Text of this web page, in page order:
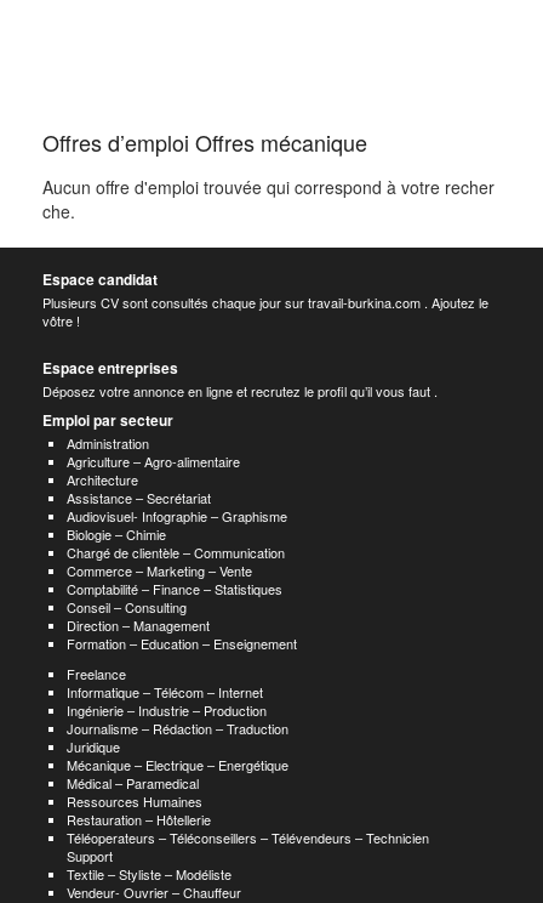
Offres d’emploi Offres mécanique
Aucun offre d'emploi trouvée qui correspond à votre recher
che.
Espace candidat
Plusieurs CV sont consultés chaque jour sur travail-burkina.com . Ajoutez le
vôtre !
Espace entreprises
Déposez votre annonce en ligne et recrutez le profil qu’il vous faut .
Emploi par secteur
Administration
Agriculture – Agro-alimentaire
Architecture
Assistance – Secrétariat
Audiovisuel- Infographie – Graphisme
Biologie – Chimie
Chargé de clientèle – Communication
Commerce – Marketing – Vente
Comptabilité – Finance – Statistiques
Conseil – Consulting
Direction – Management
Formation – Education – Enseignement
Freelance
Informatique – Télécom – Internet
Ingénierie – Industrie – Production
Journalisme – Rédaction – Traduction
Juridique
Mécanique – Electrique – Energétique
Médical – Paramedical
Ressources Humaines
Restauration – Hôtellerie
Téléoperateurs – Téléconseillers – Télévendeurs – Technicien
Support
Textile – Styliste – Modéliste
Vendeur- Ouvrier – Chauffeur